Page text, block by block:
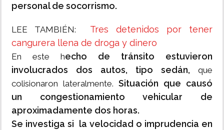
personal de socorrismo.
LEE TAMBIÉN: Tres detenidos por tener
cangurera llena de droga y dinero
En este hecho de tránsito estuvieron
involucrados dos autos, tipo sedán, que
colisionaron lateralmente. Situación que causó
un congestionamiento vehicular de
aproximadamente dos horas.
Se investiga si la velocidad o imprudencia en